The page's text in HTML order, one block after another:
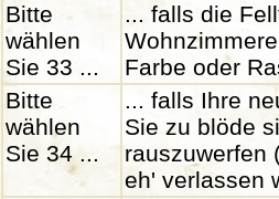
Bitte
wählen
Sie 33 ...
... falls die
Farbe oder
Bitte
wählen
Sie 34 ...
... falls Ihre
Sie zu blöde
rauszuwerfen
eh' verlassen